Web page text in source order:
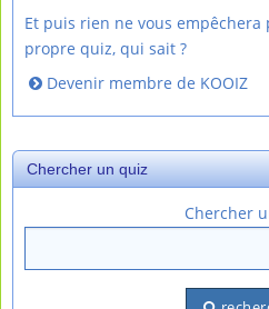
Et puis rien ne vous
propre quiz, qui sait ?
Devenir membre de KOOIZ
Chercher un quiz
Chercher